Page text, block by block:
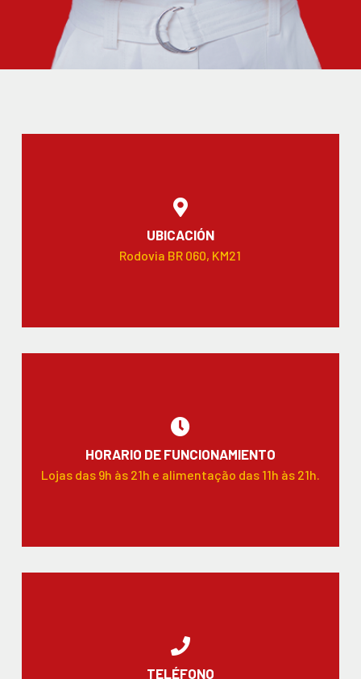
UBICACIÓN
Rodovia BR 060, KM21
HORARIO DE FUNCIONAMIENTO
Lojas das 9h às 21h e alimentação das 11h às 21h.
TELÉFONO